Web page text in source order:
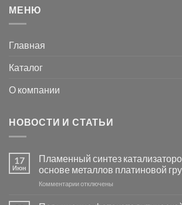
МЕНЮ
Главная
Каталог
О компании
НОВОСТИ И СТАТЬИ
17
Июн
Пламенный синтез
основе металлов платиновой
Комментариик
Пламенный
отключены